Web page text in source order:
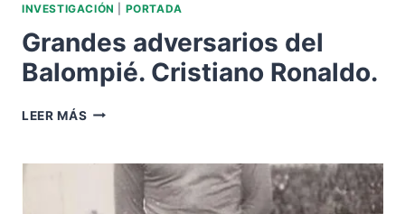
INVESTIGACIÓN PORTADA
Grandes adversarios del
Balompié. Cristiano Ronaldo.
LEER MÁS GRANDES
BALOMPIÉ.
CRISTIANO
RONALDO.